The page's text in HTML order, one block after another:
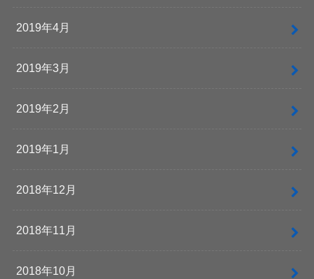
2019年4月
2019年3月
2019年2月
2019年1月
2018年12月
2018年11月
2018年10月